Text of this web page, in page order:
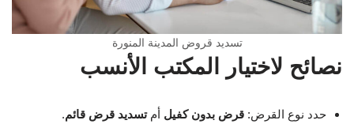
تسديد قروض المدينة المنورة
نصائح لاختيار المكتب الأنسب
حدد نوع القرض: قرض بدون كفيل أمتسديد قرض قائم.